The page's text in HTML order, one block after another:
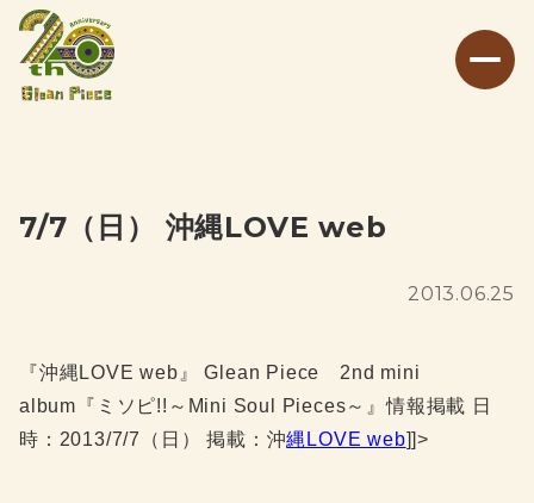
7/7（日） 沖縄LOVE web
2013.06.25
『沖縄LOVE web』 Glean Piece 2nd mini
album『ミソピ!!～Mini Soul Pieces～』情報掲載 日
時：2013/7/7（日） 掲載：沖縄LOVE web]]>